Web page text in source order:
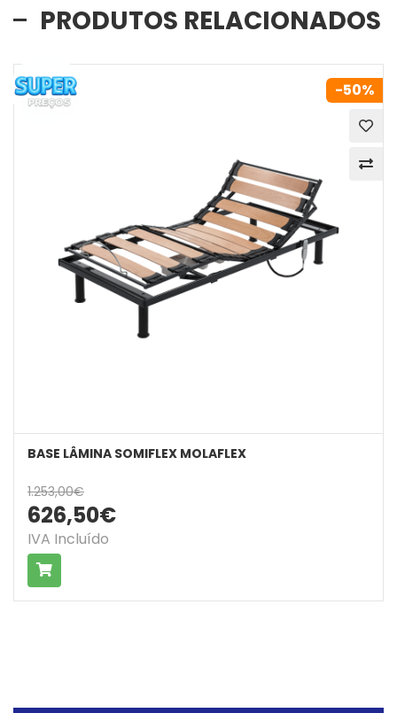
PRODUTOS RELACIONADOS
-50%
BASE LÂMINA SOMIFLEX MOLAFLEX
1.253,00€
626,50€
IVA Incluído
COMPRAR